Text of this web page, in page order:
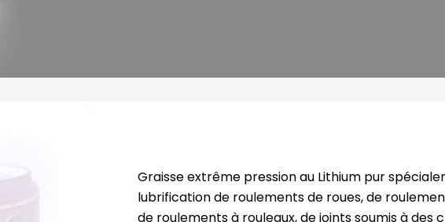
Graisse extrême pression au Lithium pur
lubrification de roulements de roues, de
de roulements à rouleaux, de joints soumis à des